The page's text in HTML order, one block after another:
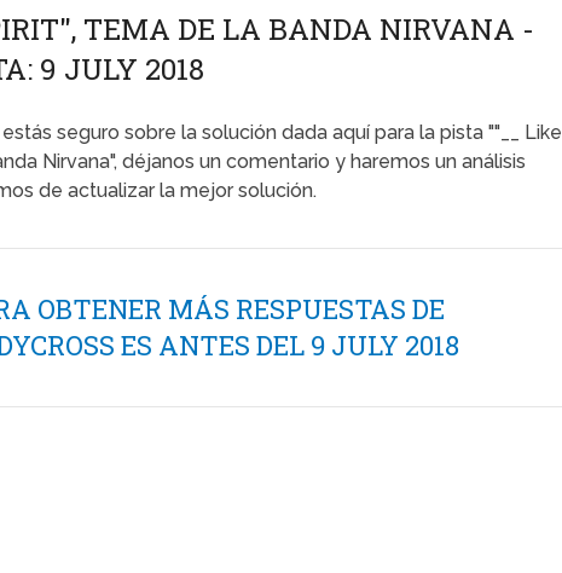
TEMA DE LA BANDA NIRVANA -
9 JULY 2018
seguro sobre la solución dada aquí para la pista ""__ Like
Nirvana", déjanos un comentario y haremos un análisis
de actualizar la mejor solución.
OBTENER MÁS RESPUESTAS DE
ES ANTES DEL 9 JULY 2018